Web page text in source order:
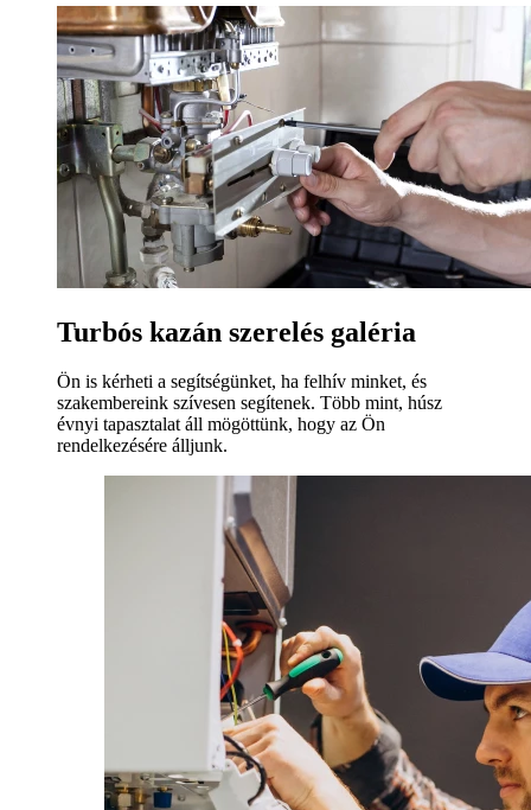
Turbós kazán szerelés galéria
Ön is kérheti a segítségünket, ha felhív minket, és
szakembereink szívesen segítenek. Több mint, húsz
évnyi tapasztalat áll mögöttünk, hogy az Ön
rendelkezésére álljunk.